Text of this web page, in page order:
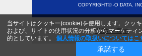
COPYRIGHT©I-O DATA,
当サイトはクッキー(cookie)を使用します。クッ
および、サイトの使用状況の分析からマーケティ
的としています。
個人情報の取扱いについてはこ
承諾する
PC版を表示